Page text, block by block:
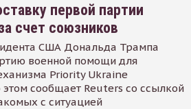
первой партии
счет союзников
США Дональда Трампа
военной помощи для
Priority Ukraine
сообщает Reuters со ссылкой
с ситуацией